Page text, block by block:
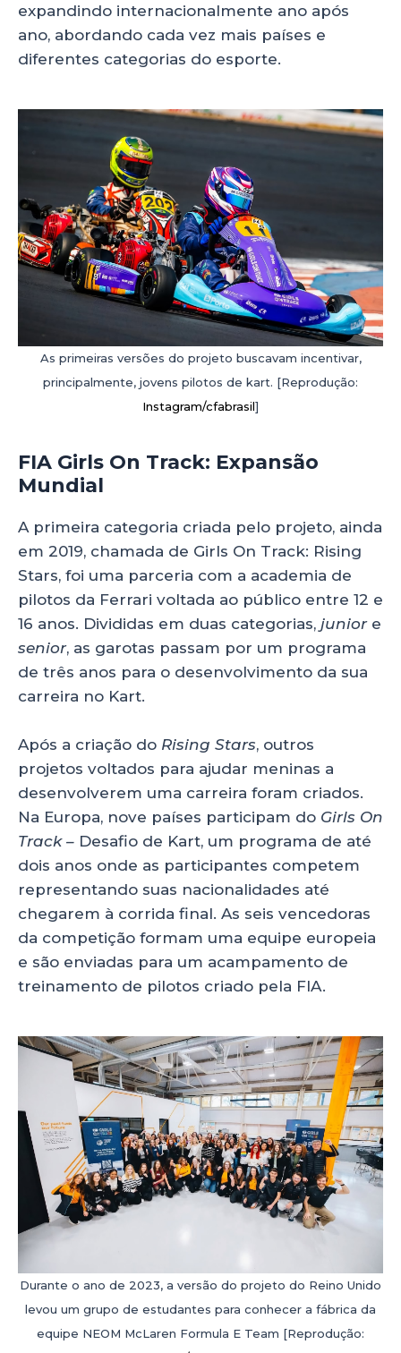
expandindo internacionalmente ano após
ano, abordando cada vez mais países e
diferentes categorias do esporte.
As primeiras versões do projeto buscavam incentivar,
principalmente, jovens pilotos de kart. [Reprodução:
Instagram/cfabrasil]
FIA Girls On Track: Expansão
Mundial
A primeira categoria criada pelo projeto, ainda
em 2019, chamada de Girls On Track: Rising
Stars, foi uma parceria com a academia de
pilotos da Ferrari voltada ao público entre 12 e
16 anos. Divididas em duas categorias, junior e
senior, as garotas passam por um programa
de três anos para o desenvolvimento da sua
carreira no Kart.
Após a criação do Rising Stars, outros
projetos voltados para ajudar meninas a
desenvolverem uma carreira foram criados.
Na Europa, nove países participam do Girls On
Track – Desafio de Kart, um programa de até
dois anos onde as participantes competem
representando suas nacionalidades até
chegarem à corrida final. As seis vencedoras
da competição formam uma equipe europeia
e são enviadas para um acampamento de
treinamento de pilotos criado pela FIA.
Durante o ano de 2023, a versão do projeto do Reino Unido
levou um grupo de estudantes para conhecer a fábrica da
equipe NEOM McLaren Formula E Team [Reprodução: